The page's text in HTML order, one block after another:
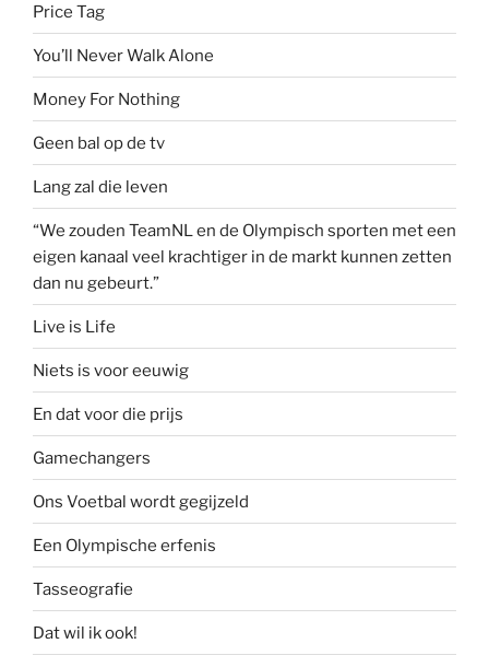
Price Tag
You’ll Never Walk Alone
Money For Nothing
Geen bal op de tv
Lang zal die leven
“We zouden TeamNL en de Olympisch sporten met een
eigen kanaal veel krachtiger in de markt kunnen zetten
dan nu gebeurt.”
Live is Life
Niets is voor eeuwig
En dat voor die prijs
Gamechangers
Ons Voetbal wordt gegijzeld
Een Olympische erfenis
Tasseografie
Dat wil ik ook!